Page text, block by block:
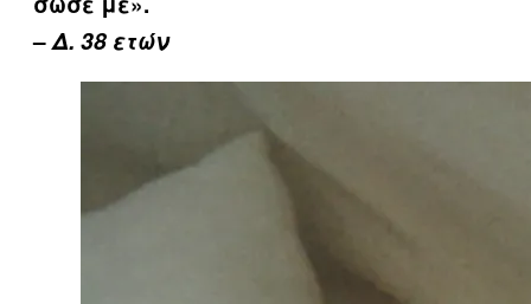
–Δ. 38 ετών